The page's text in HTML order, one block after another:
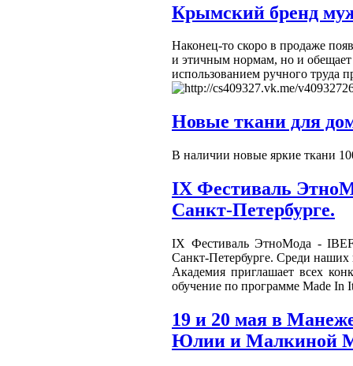
Крымский бренд
Наконец-то скоро в продаже
и этичным нормам, но и
использованием ручного труда
Новые ткани для
В наличии новые яркие ткани
IX Фестиваль
Санкт-Петербурге.
IX Фестиваль ЭтноМода -
Санкт-Петербурге. Среди
Академия приглашает всех
обучение по программе Made In
19 и 20 мая в
Юлии и Малкиной